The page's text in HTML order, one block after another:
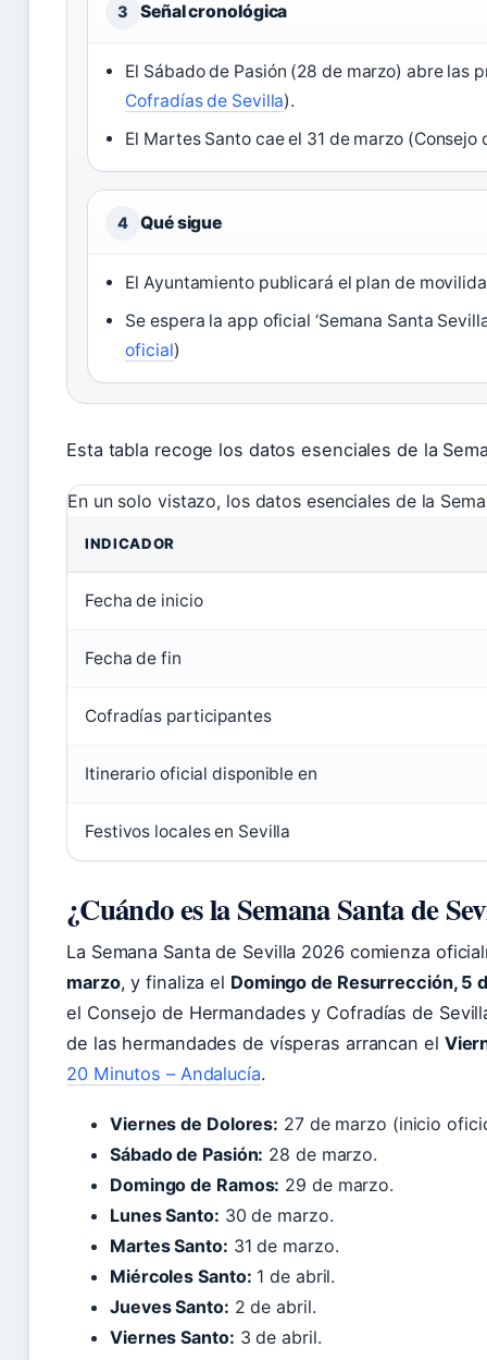
3 Señal cronológica
El Sábado de Pasión (28 de marzo) abre las
Cofradías de Sevilla).
El Martes Santo cae el 31 de marzo
4 Qué sigue
El Ayuntamiento publicará el plan de
Se espera la app oficial ‘Semana Santa
oficial)
Esta tabla recoge los datos esenciales de la
En un solo vistazo, los datos esenciales de la
INDICADOR
Fecha de inicio
Fecha de fin
Cofradías participantes
Itinerario oficial disponible en
Festivos locales en Sevilla
¿Cuándo es la Semana Santa de
La Semana Santa de Sevilla 2026 comienza
marzo, y finaliza el Domingo de Resurrección, 5
el Consejo de Hermandades y Cofradías de
de las hermandades de vísperas arrancan el
20 Minutos – Andalucía.
Viernes de Dolores: 27 de marzo (inicio
Sábado de Pasión: 28 de marzo.
Domingo de Ramos: 29 de marzo.
Lunes Santo: 30 de marzo.
Martes Santo: 31 de marzo.
Miércoles Santo: 1 de abril.
Jueves Santo: 2 de abril.
Viernes Santo: 3 de abril.